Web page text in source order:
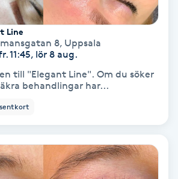
Line
8, Uppsala
11:45, lör 8 aug.
till "Elegant Line". Om du söker
behandlingar har...